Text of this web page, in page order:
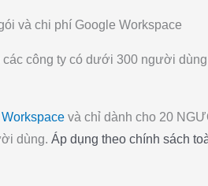
và chi phí Google Workspace
các công ty có dưới 300 người dùng
và chỉ dành cho 20
dùng. Áp dụng theo chính sách